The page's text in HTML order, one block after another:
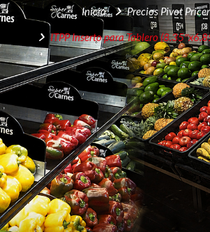
Inicio Precios Pivot Pricer
ITPPInserto para Tablero